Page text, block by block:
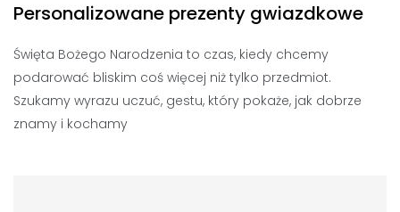
Personalizowane prezenty gwiazdkowe
Święta Bożego Narodzenia to czas, kiedy chcemy
podarować bliskim coś więcej niż tylko przedmiot.
Szukamy wyrazu uczuć, gestu, który pokaże, jak dobrze
znamy i kochamy